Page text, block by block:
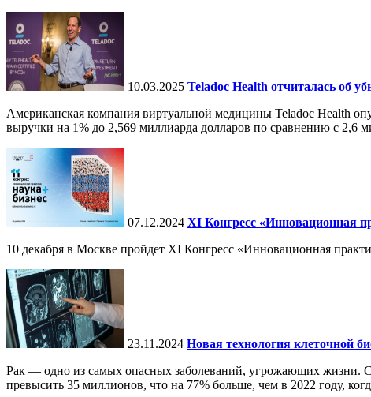
10.03.2025 Teladoc Health отчиталась об
Американская компания виртуальной медицины Teladoc Health
выручки на 1% до 2,569 миллиарда долларов по сравнению с 2,6
07.12.2024 ХI Конгресс «Инновационная
10 декабря в Москве пройдет XI Конгресс «Инновационная
23.11.2024 Новая технология клеточной
Рак — одно из самых опасных заболеваний, угрожающих жизни.
превысить 35 миллионов, что на 77% больше, чем в 2022 году,